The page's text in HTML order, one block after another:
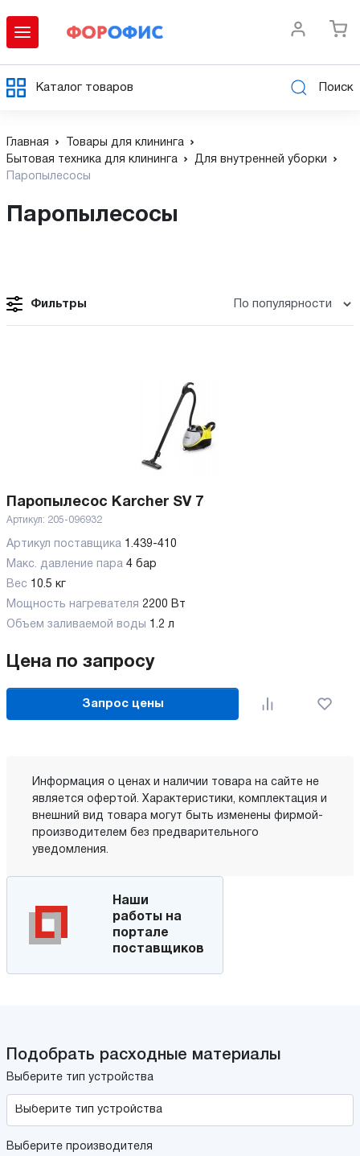
Каталог товаров Поиск
Главная
Товары для клининга
Бытовая техника для клининга
Для внутренней уборки
Паропылесосы
Паропылесосы
Фильтры
Паропылесос Karcher SV 7
Артикул: 205-096932
Артикул поставщика 1.439-410
Макс. давление пара 4 бар
Вес 10.5 кг
Мощность нагревателя 2200 Вт
Объем заливаемой воды 1.2 л
Цена по запросу
Запрос цены
Информация о ценах и наличии товара на сайте не
является офертой. Характеристики, комплектация и
внешний вид товара могут быть изменены фирмой-
производителем без предварительного
уведомления.
Наши
работы на
портале
поставщиков
Подобрать расходные материалы
Выберите тип устройства
Выберите производителя